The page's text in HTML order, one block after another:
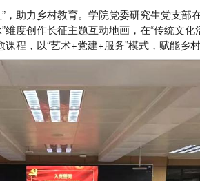
，助力乡村教育。学院党委研究生党支部
度创作长征主题互动地画，在“传统文化
程，以“艺术+党建+服务”模式，赋能乡